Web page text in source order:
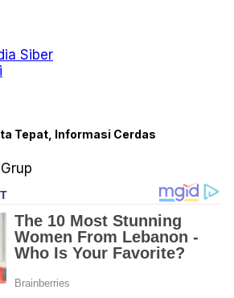
Siber
Tepat, Informasi Cerdas